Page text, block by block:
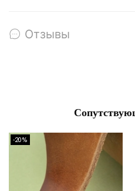
Отзывы
-20%